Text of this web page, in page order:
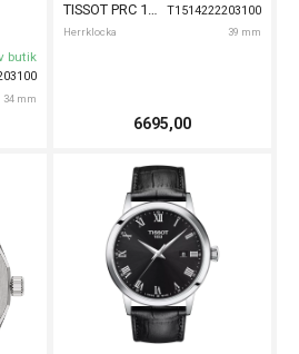
34 mm
butik
T1514222203100
Herrklocka 39 mm
TISSOT PRC 100 Solar 39mm
6695,00